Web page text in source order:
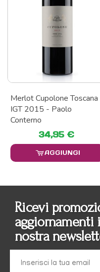
Merlot Cupolone Toscana
IGT 2015 - Paolo
Conterno
34,95 €
AGGIUNGI
Ricevi
aggiornamenti
nostra